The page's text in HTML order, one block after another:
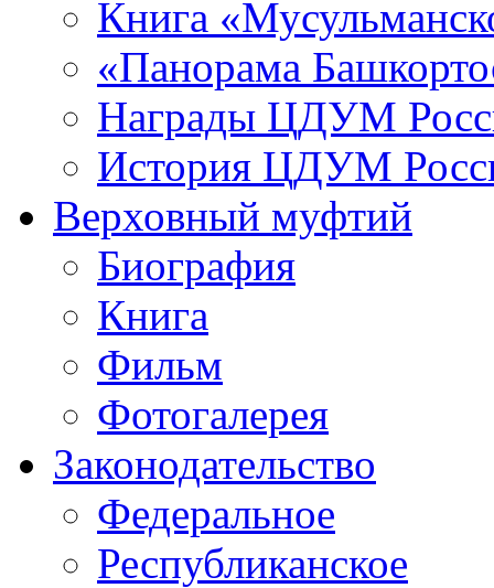
Книга
«Панорама
Награды ЦДУМ
История ЦДУМ
Верховный муфтий
Биография
Книга
Фильм
Фотогалерея
Законодательство
Федеральное
Республиканское